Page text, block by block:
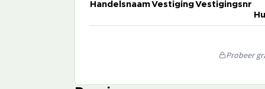
HandelsnaamVestigingVestigingsnr
Probeer